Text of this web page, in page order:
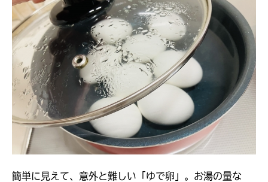
簡単に見えて、意外と難しい「ゆで卵」。お湯の量な